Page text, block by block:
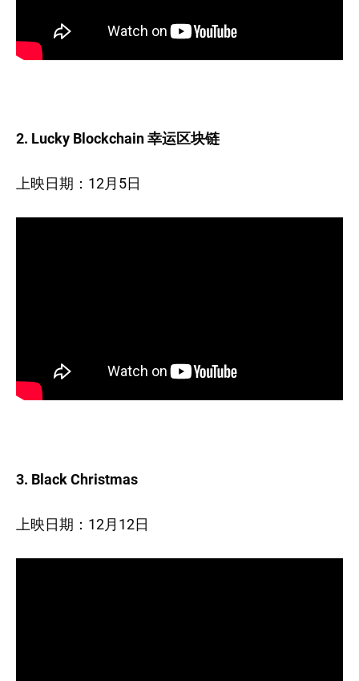
2. Lucky Blockchain 幸运区块链
上映日期：12月5日
3. Black Christmas
上映日期：12月12日